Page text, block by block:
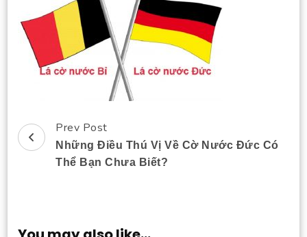
Post
Navigation
Prev Post
Những Điều Thú Vị Về Cờ Nước Đức Có
Thể Bạn Chưa Biết?